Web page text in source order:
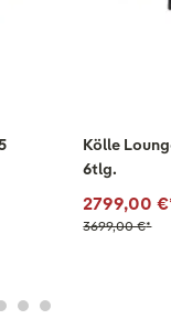
Kölle
6tlg.
2799,00 €
3699,00 €*